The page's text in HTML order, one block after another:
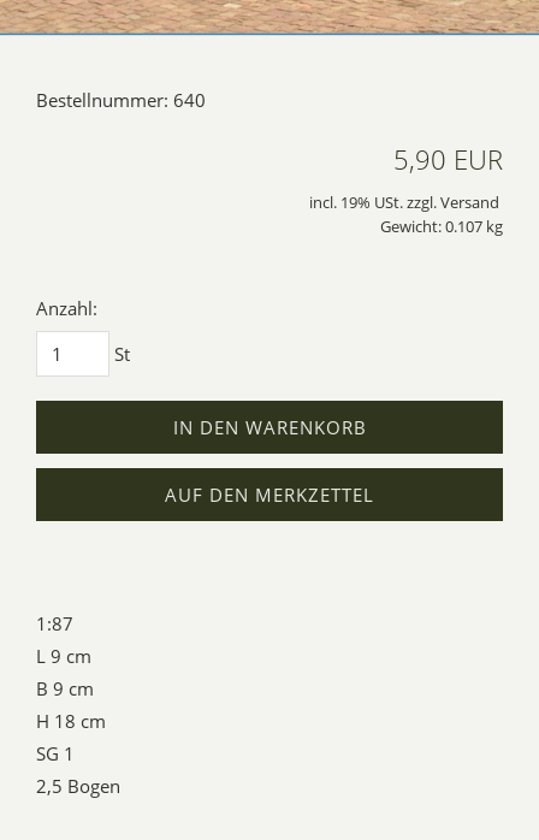
Bestellnummer: 640
5,90 EUR
incl. 19% USt. zzgl. Versand
Gewicht: 0.107 kg
Anzahl:
St
IN DEN WARENKORB
AUF DEN MERKZETTEL
1:87
L 9 cm
B 9 cm
H 18 cm
SG 1
2,5 Bogen